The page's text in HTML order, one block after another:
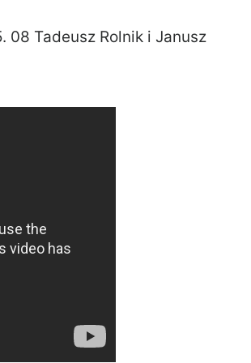
08 Tadeusz Rolnik i Janusz